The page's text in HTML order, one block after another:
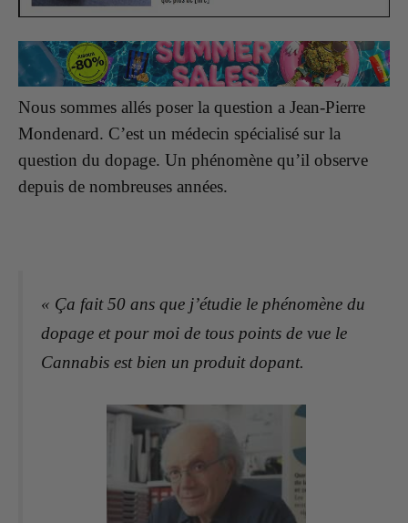
Nous sommes allés poser la question a Jean-Pierre
Mondenard. C’est un médecin spécialisé sur la
question du dopage. Un phénomène qu’il observe
depuis de nombreuses années.
« Ça fait 50 ans que j’étudie le phénomène du
dopage et pour moi de tous points de vue le
Cannabis est bien un produit dopant.